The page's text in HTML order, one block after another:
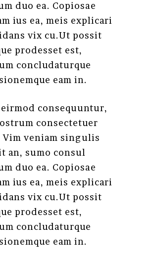
duo ea. Copiosae
ius ea, meis explicari
vix cu.Ut possit
prodesset est,
concludaturque
eam in.
eirmod consequuntur,
consectetuer
Vim veniam singulis
an, sumo consul
duo ea. Copiosae
ius ea, meis explicari
vix cu.Ut possit
prodesset est,
concludaturque
eam in.